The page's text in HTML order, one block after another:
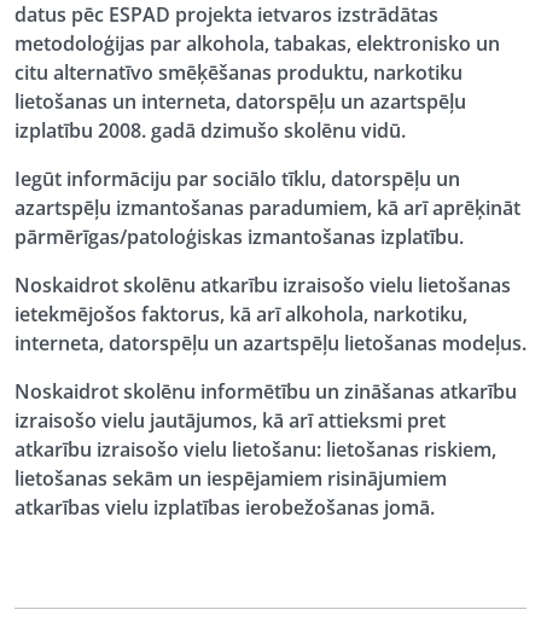
datus pēc ESPAD projekta ietvaros izstrādātas
metodoloģijas par alkohola, tabakas, elektronisko un
citu alternatīvo smēķēšanas produktu, narkotiku
lietošanas un interneta, datorspēļu un azartspēļu
izplatību 2008. gadā dzimušo skolēnu vidū.
Iegūt informāciju par sociālo tīklu, datorspēļu un
azartspēļu izmantošanas paradumiem, kā arī aprēķināt
pārmērīgas/patoloģiskas izmantošanas izplatību.
Noskaidrot skolēnu atkarību izraisošo vielu lietošanas
ietekmējošos faktorus, kā arī alkohola, narkotiku,
interneta, datorspēļu un azartspēļu lietošanas modeļus.
Noskaidrot skolēnu informētību un zināšanas atkarību
izraisošo vielu jautājumos, kā arī attieksmi pret
atkarību izraisošo vielu lietošanu: lietošanas riskiem,
lietošanas sekām un iespējamiem risinājumiem
atkarības vielu izplatības ierobežošanas jomā.